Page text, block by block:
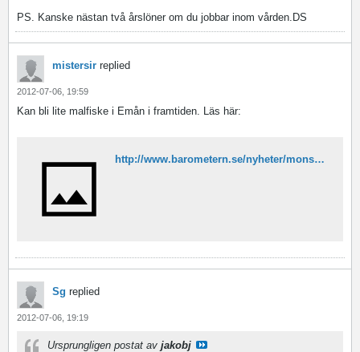
PS. Kanske nästan två årslöner om du jobbar inom vården.DS
mistersir replied
2012-07-06, 19:59
Kan bli lite malfiske i Emån i framtiden. Läs här:
http://www.barometern.se/nyheter/monsteras/vill-gora-eman-till-fiskeparadis(3134830).gm
Sg replied
2012-07-06, 19:19
Ursprungligen postat av jakobj